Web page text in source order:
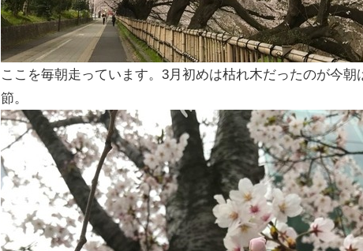
ここを毎朝走っています。3月初めは枯れ木だったのが今
節。